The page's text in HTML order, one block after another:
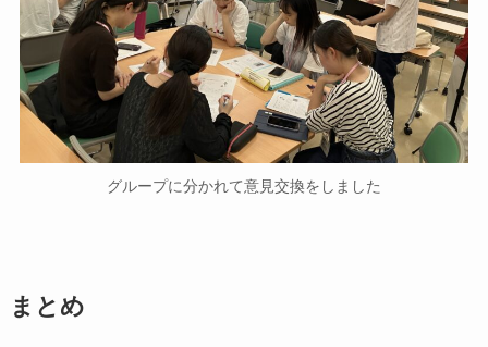
グループに分かれて意見交換をしました
まとめ